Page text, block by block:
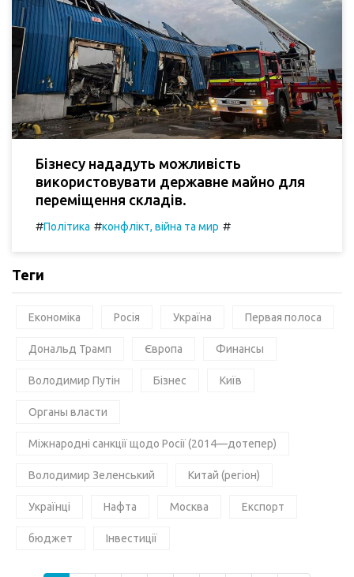
Бізнесу нададуть можливість
використовувати державне майно для
переміщення складів.
#Політика #конфлікт, війна та мир #
Теги
Економіка Росія Україна Первая полоса
Дональд Трамп Європа Финансы
Володимир Путін Бізнес Київ
Органы власти
Міжнародні санкції щодо Росії (2014—дотепер)
Володимир Зеленський Китай (регіон)
Українці Нафта Москва Експорт
бюджет Інвестиції